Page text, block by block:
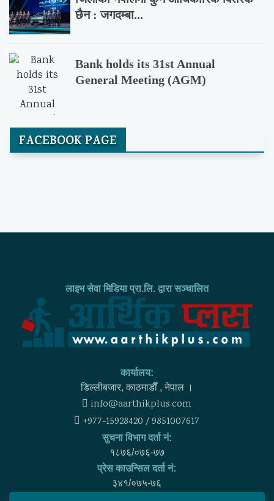
छैन : जगदम्बा...
Bank holds its 31st Annual
General Meeting (AGM)
FACEBOOK PAGE
लाइभ सेवा मिडिया प्रा.लि. द्वारा सञ्चालित
कार्यालय:
डिल्लीबजार, काठमाडाैँ , नेपाल ।
info@aarthikplus.com
+977-15928420 / 9851007617
सुचना विभाग दर्ता नं:
१८७६/०७६-७७
प्रेस काउन्सिल दर्ता नं:
३४१/०७५-७६